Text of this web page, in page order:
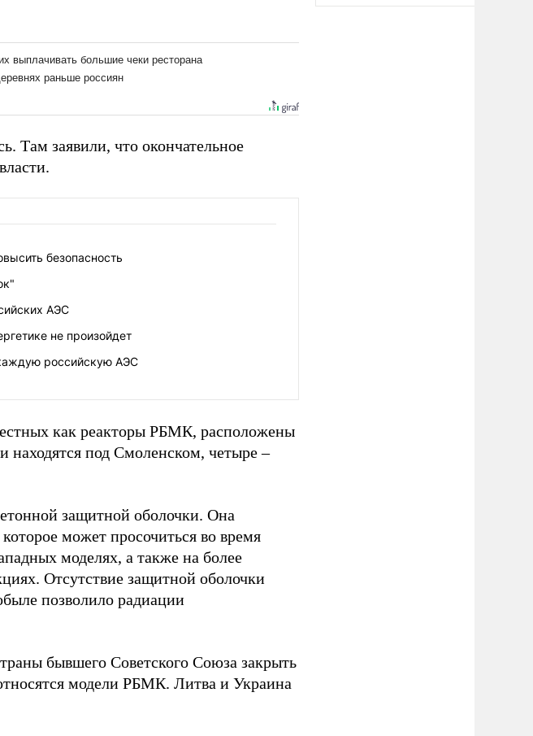
Там заявили, что окончательное
безопасность
АЭС
не произойдет
российскую АЭС
как реакторы РБМК, расположены
находятся под Смоленском, четыре–
защитной оболочки. Она
может просочиться во время
моделях, а также на более
Отсутствие защитной оболочки
позволило радиации
бывшего Советского Союза закрыть
модели РБМК. Литва и Украина